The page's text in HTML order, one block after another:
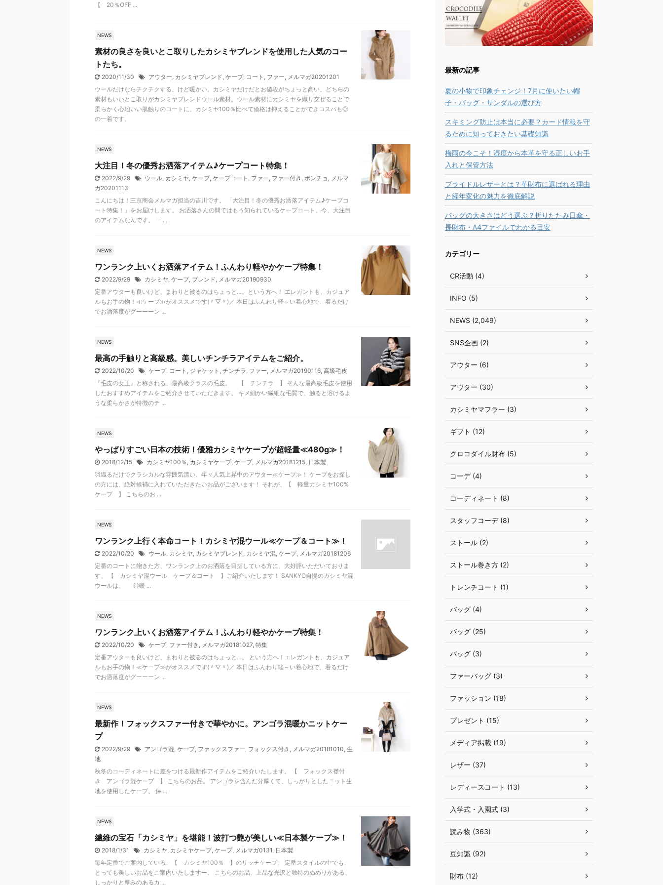
【 20％OFF ...
NEWS
素材の良さを良いとこ取りしたカシミヤブレンドを使用した人気のコー
トたち。
2020/11/30 アウター, カシミヤブレンド, ケープ, コート , ファー, メルマガ20201201
ウールだけならチクチクする、けど暖かい。カシミヤだけだとお値段がちょっと高い。どちらの
素材もいいとこ取りがカシミヤブレンドウール素材。ウール素材にカシミヤを織り交ぜることで
柔らかく心地いい肌触りのコートに。カシミヤ100％比べて価格は抑えることができコスパも◎
の一着です。
NEWS
大注目！冬の優秀お洒落アイテム♪ケープコート特集！
2022/9/29 ウール, カシミヤ, ケープ, ケープコート , ファー, ファー付き , ポンチョ , メルマ
ガ20201113
こんにちは！三京商会メルマガ担当の吉川です。 「大注目！冬の優秀お洒落アイテム♪ケープコ
ート特集！」をお届けします。 お洒落さんの間ではもう知られているケープコート。今、大注目
のアイテムなんです。 一 ...
NEWS
ワンランク上いくお洒落アイテム！ふんわり軽やかケープ特集！
2022/9/29 カシミヤ, ケープ, ブレンド, メルマガ20190930
定番アウターも良いけど、まわりと被るのはちょっと…。という方へ！ エレガントも、カジュア
ルもお手の物！≪ケープ≫がオススメです(＾▽＾)／ 本日はふんわり軽～い着心地で、着るだけ
でお洒落度がグーーーン ...
NEWS
最高の手触りと高級感。美しいチンチラアイテムをご紹介。
2022/10/20 ケープ, コート , ジャケット , チンチラ , ファー, メルマガ20190116, 高級毛皮
『毛皮の女王』と称される、最高級クラスの毛皮。 【 チンチラ 】 そんな最高級毛皮を使用
したおすすめアイテムをご紹介させていただきます。 キメ細かい繊細な毛質で、触ると溶けるよ
うな柔らかさが特徴のチ ...
NEWS
やっぱりすごい日本の技術！優雅カシミヤケープが超軽量≪480g≫！
2018/12/15 カシミヤ100％ , カシミヤケープ, ケープ, メルマガ20181215, 日本製
羽織るだけでクラシカルな雰囲気漂い、年々人気上昇中のアウター≪ケープ≫！ ケープをお探し
の方には、絶対候補に入れていただきたいお品がございます！ それが、【 軽量カシミヤ100%
ケープ 】 こちらのお ...
NEWS
ワンランク上行く本命コート！カシミヤ混ウール≪ケープ＆コート≫！
2022/10/20 ウール, カシミヤ, カシミヤブレンド, カシミヤ混, ケープ, メルマガ20181206
定番のコートに飽きた方、ワンランク上のお洒落を目指している方に、大好評いただいておりま
す、 【 カシミヤ混ウール ケープ＆コート 】ご紹介いたします！ SANKYO自慢のカシミヤ混
ウールは、 ◎暖 ...
NEWS
ワンランク上いくお洒落アイテム！ふんわり軽やかケープ特集！
2022/10/20 ケープ, ファー付き , メルマガ20181027, 特集
定番アウターも良いけど、まわりと被るのはちょっと…。 という方へ！エレガントも、カジュア
ルもお手の物！≪ケープ≫がオススメです(＾▽＾)／ 本日はふんわり軽～い着心地で、着るだけ
でお洒落度がグーーーン ...
NEWS
最新作！フォックスファー付きで華やかに。アンゴラ混暖かニットケー
プ
2022/9/29 アンゴラ混, ケープ, ファックスファー, フォックス付き , メルマガ20181010, 生
地
秋冬のコーディネートに差をつける最新作アイテムをご紹介いたします。 【 フォックス襟付
き アンゴラ混ケープ 】 こちらのお品。 アンゴラを含んだ分厚くて、しっかりとしたニット生
地を使用したケープ。 保 ...
NEWS
繊維の宝石「カシミヤ」を堪能！波打つ艶が美しい≪日本製ケープ≫！
2018/1/31 カシミヤ, カシミヤケープ, ケープ, メルマガ0131, 日本製
毎年定番でご案内している、【 カシミヤ100％ 】のリッチケープ。 定番スタイルの中でも、
とっても美しいお品をご案内いたしますー。 こちらのお品、上品な光沢と独特のぬめりがある、
しっかりと厚みのあるカ ...
最新の記事
夏の小物で印象チェンジ！7月に使いたい帽
子・バッグ・サンダルの選び方
スキミング防止は本当に必要？カード情報を守
るために知っておきたい基礎知識
梅雨の今こそ！湿度から本革を守る正しいお手
入れと保管方法
ブライドルレザーとは？革財布に選ばれる理由
と経年変化の魅力を徹底解説
バッグの大きさはどう選ぶ？折りたたみ日傘・
長財布・A4ファイルでわかる目安
カテゴリー
CR活動 (4)
INFO (5)
NEWS (2,049)
SNS企画 (2)
アウター (6)
アウター (30)
カシミヤマフラー (3)
ギフト (12)
クロコダイル財布 (5)
コーデ (4)
コーディネート (8)
スタッフコーデ (8)
ストール (2)
ストール巻き方 (2)
トレンチコート (1)
バッグ (4)
バッグ (25)
バッグ (3)
ファーバッグ (3)
ファッション (18)
プレゼント (15)
メディア掲載 (19)
レザー (37)
レディースコート (13)
入学式・入園式 (3)
読み物 (363)
豆知識 (92)
財布 (12)